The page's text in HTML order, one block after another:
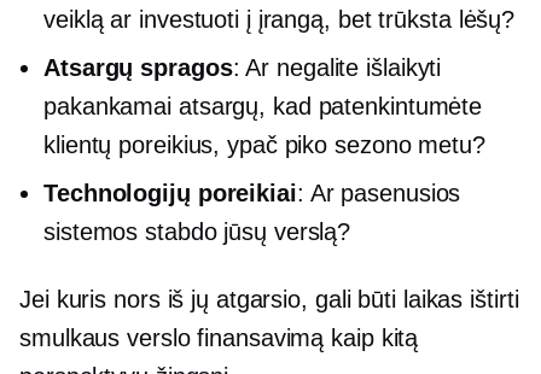
veiklą ar investuoti į įrangą, bet trūksta lėšų?
Atsargų spragos: Ar negalite išlaikyti
pakankamai atsargų, kad patenkintumėte
klientų poreikius, ypač piko sezono metu?
Technologijų poreikiai: Ar pasenusios
sistemos stabdo jūsų verslą?
Jei kuris nors iš jų atgarsio, gali būti laikas ištirti
smulkaus verslo finansavimą kaip kitą